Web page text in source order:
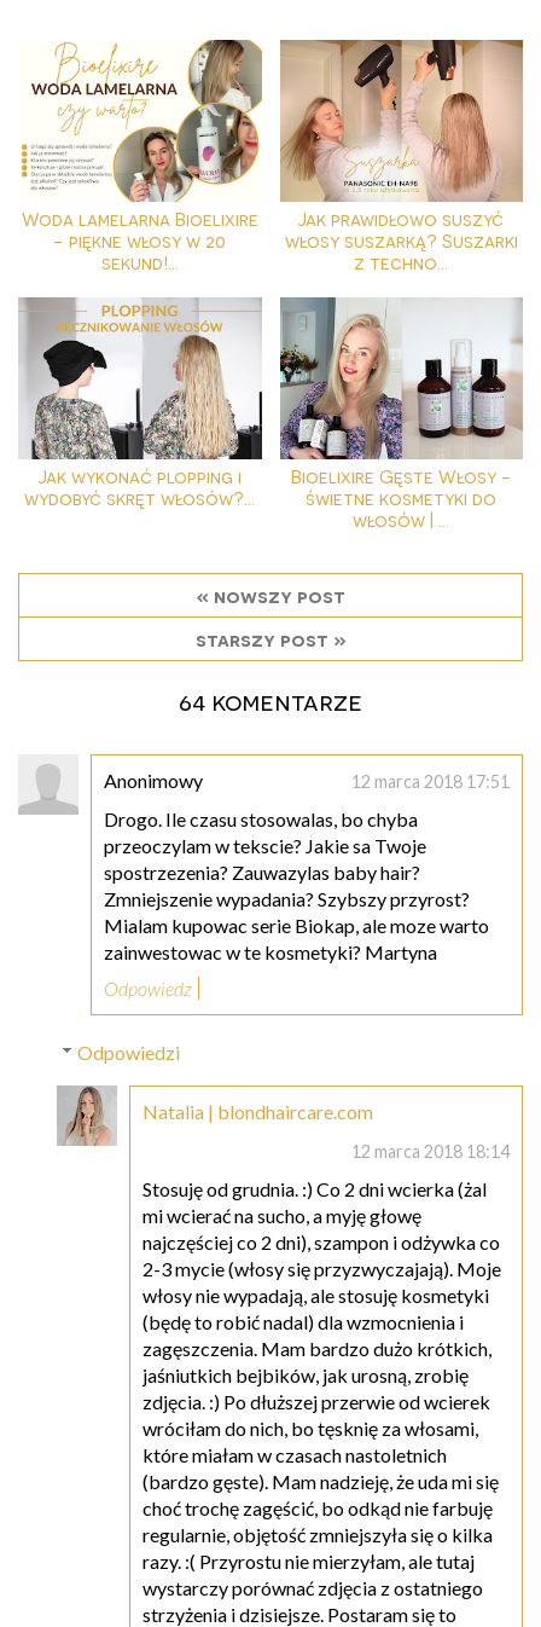
Woda lamelarna Bioelixire
- piękne włosy w 20
sekund!...
Jak prawidłowo suszyć
włosy suszarką? Suszarki
z techno...
Jak wykonać plopping i
wydobyć skręt włosów?...
Bioelixire Gęste Włosy -
świetne kosmetyki do
włosów | ...
« nowszy post
starszy post »
64 komentarze
Anonimowy 12 marca 2018 17:51
Drogo. Ile czasu stosowalas, bo chyba
przeoczylam w tekscie? Jakie sa Twoje
spostrzezenia? Zauwazylas baby hair?
Zmniejszenie wypadania? Szybszy przyrost?
Mialam kupowac serie Biokap, ale moze warto
zainwestowac w te kosmetyki? Martyna
Odpowiedz
Odpowiedzi
Natalia | blondhaircare.com
12 marca 2018 18:14
Stosuję od grudnia. :) Co 2 dni wcierka (żal
mi wcierać na sucho, a myję głowę
najczęściej co 2 dni), szampon i odżywka co
2-3 mycie (włosy się przyzwyczajają). Moje
włosy nie wypadają, ale stosuję kosmetyki
(będę to robić nadal) dla wzmocnienia i
zagęszczenia. Mam bardzo dużo krótkich,
jaśniutkich bejbików, jak urosną, zrobię
zdjęcia. :) Po dłuższej przerwie od wcierek
wróciłam do nich, bo tęsknię za włosami,
które miałam w czasach nastoletnich
(bardzo gęste). Mam nadzieję, że uda mi się
choć trochę zagęścić, bo odkąd nie farbuję
regularnie, objętość zmniejszyła się o kilka
razy. :( Przyrostu nie mierzyłam, ale tutaj
wystarczy porównać zdjęcia z ostatniego
strzyżenia i dzisiejsze. Postaram się to